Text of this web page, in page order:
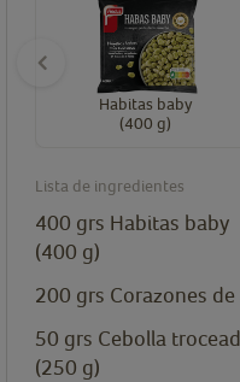
Habitas baby
(400 g)
Lista de ingredientes
400 grs Habitas baby
(400 g)
200 grs Corazones
50 grs Cebolla
(250 g)